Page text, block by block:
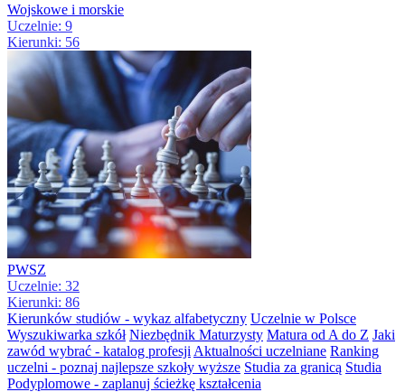
Wojskowe i morskie
Uczelnie: 9
Kierunki: 56
PWSZ
Uczelnie: 32
Kierunki: 86
Kierunków studiów - wykaz alfabetyczny Uczelnie w Polsce
Wyszukiwarka szkół Niezbędnik Maturzysty Matura od A do Z Jaki
zawód wybrać - katalog profesji Aktualności uczelniane Ranking
uczelni - poznaj najlepsze szkoły wyższe Studia za granicą Studia
Podyplomowe - zaplanuj ścieżkę kształcenia